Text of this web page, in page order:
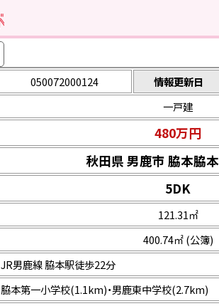
050072000124
情報更新日
一戸建
480万円
秋田県 男鹿市 脇本脇
5DK
121.31㎡
400.74㎡ (公簿)
JR男鹿線 脇本駅徒歩22分
脇本第一小学校(1.1km)・男鹿東中学校(2.7km)